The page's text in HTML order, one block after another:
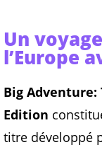
Un
l’Europe
Big Adventure:
Edition
titre développé